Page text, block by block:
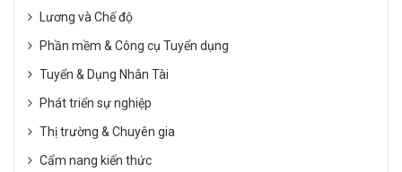
Lương và Chế độ
Phần mềm & Công cụ Tuyển dụng
Tuyển & Dụng Nhân Tài
Phát triển sự nghiệp
Thị trường & Chuyên gia
Cẩm nang kiến thức